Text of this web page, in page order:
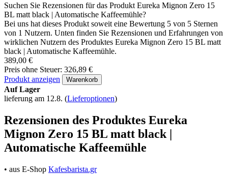
Suchen Sie Rezensionen für das Produkt Eureka Mignon Zero 15
BL matt black | Automatische Kaffeemühle?
Bei uns hat dieses Produkt soweit eine Bewertung 5 von 5 Sternen
von 1 Nutzern. Unten finden Sie Rezensionen und Erfahrungen von
wirklichen Nutzern des Produktes Eureka Mignon Zero 15 BL matt
black | Automatische Kaffeemühle.
389,00 €
Preis ohne Steuer: 326,89 €
Produkt anzeigen
Warenkorb
Auf Lager
lieferung am 12.8. (Lieferoptionen)
Rezensionen des Produktes Eureka
Mignon Zero 15 BL matt black |
Automatische Kaffeemühle
• aus E-Shop Kafesbarista.gr